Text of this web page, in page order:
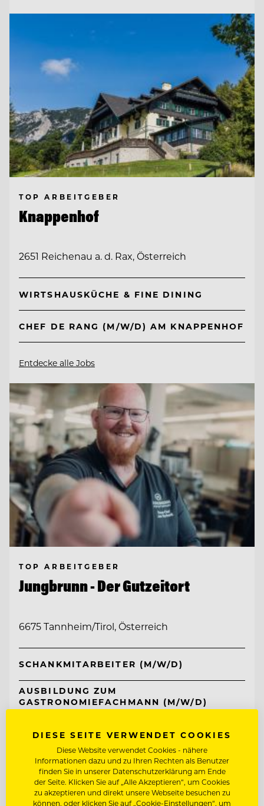
TOP ARBEITGEBER
Knappenhof
2651 Reichenau a. d. Rax, Österreich
WIRTSHAUSKÜCHE & FINE DINING
CHEF DE RANG (M/W/D) AM KNAPPENHOF
Entdecke alle Jobs
TOP ARBEITGEBER
Jungbrunn - Der Gutzeitort
6675 Tannheim/Tirol, Österreich
SCHANKMITARBEITER (M/W/D)
AUSBILDUNG ZUM
GASTRONOMIEFACHMANN (M/W/D)
Entdecke alle Jobs
DIESE SEITE VERWENDET COOKIES
Diese Website verwendet Cookies - nähere
Informationen dazu und zu Ihren Rechten als Benutzer
finden Sie in unserer Datenschutzerklärung am Ende
der Seite. Klicken Sie auf „Alle Akzeptieren“, um Cookies
zu akzeptieren und direkt unsere Webseite besuchen zu
können, oder klicken Sie auf „Cookie-Einstellungen“, um